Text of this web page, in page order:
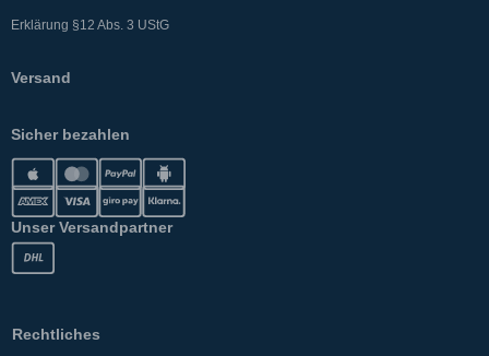
Erklärung §12 Abs. 3 UStG
Versand
Sicher bezahlen
Unser Versandpartner
Rechtliches